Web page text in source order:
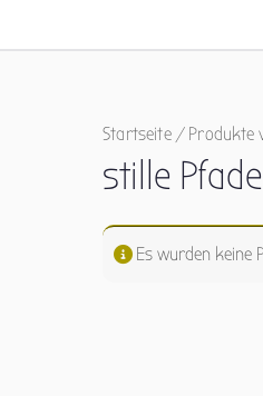
Startseite/ Produkte
stille Pfade
Es wurden keine